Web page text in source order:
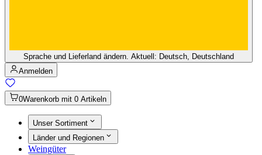
Sprache und Lieferland ändern. Aktuell: Deutsch, Deutschland
Anmelden
0Warenkorb mit 0 Artikeln
Unser Sortiment
Länder und Regionen
Weingüter